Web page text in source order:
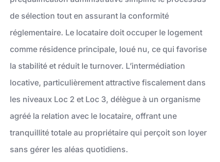
de sélection tout en assurant la conformité
réglementaire. Le locataire doit occuper le logement
comme résidence principale, loué nu, ce qui favorise
la stabilité et réduit le turnover. L’intermédiation
locative, particulièrement attractive fiscalement dans
les niveaux Loc 2 et Loc 3, délègue à un organisme
agréé la relation avec le locataire, offrant une
tranquillité totale au propriétaire qui perçoit son loyer
sans gérer les aléas quotidiens.